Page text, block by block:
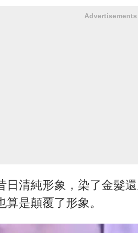
Advertisements
日清純形象，染了金髮
是顛覆了形象。